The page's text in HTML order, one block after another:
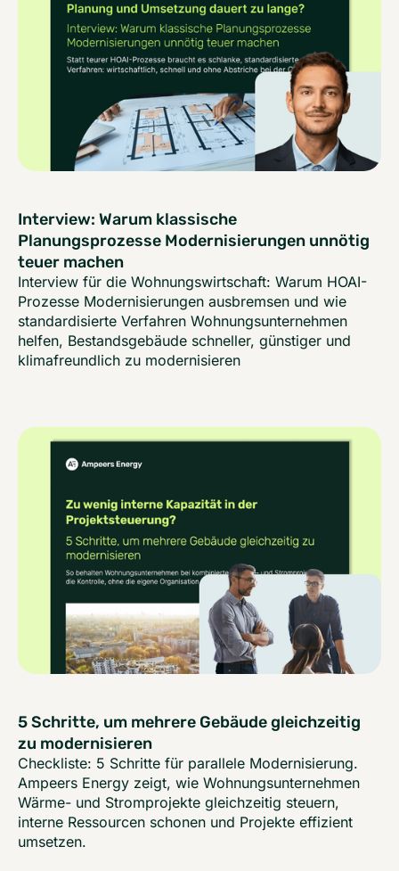
Interview: Warum klassische
Planungsprozesse Modernisierungen unnötig
teuer machen
Interview für die Wohnungswirtschaft: Warum HOAI-
Prozesse Modernisierungen ausbremsen und wie
standardisierte Verfahren Wohnungsunternehmen
helfen, Bestandsgebäude schneller, günstiger und
klimafreundlich zu modernisieren
5 Schritte, um mehrere Gebäude gleichzeitig
zu modernisieren
Checkliste: 5 Schritte für parallele Modernisierung.
Ampeers Energy zeigt, wie Wohnungsunternehmen
Wärme- und Stromprojekte gleichzeitig steuern,
interne Ressourcen schonen und Projekte effizient
umsetzen.